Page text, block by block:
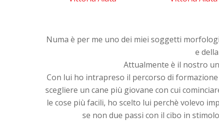
Numa è per me uno dei miei soggetti
e
Attualmente è il nostro
Con lui ho intrapreso il percorso di
scegliere un cane più giovane con cui
le cose più facili, ho scelto lui perchè volevo
se non due passi con il cibo in